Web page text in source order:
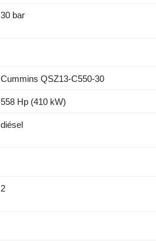
30 bar
Cummins QSZ13-C550-30
558 Hp (410 kW)
diésel
2